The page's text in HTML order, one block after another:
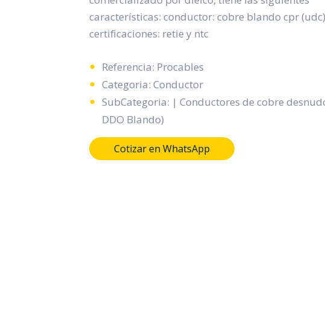
características: conductor: cobre blando cpr (udc)
certificaciones: retie y ntc
Referencia: Procables
Categoria: Conductor
SubCategoria: | Conductores de cobre
DDO Blando)
Cotizar en WhatsApp